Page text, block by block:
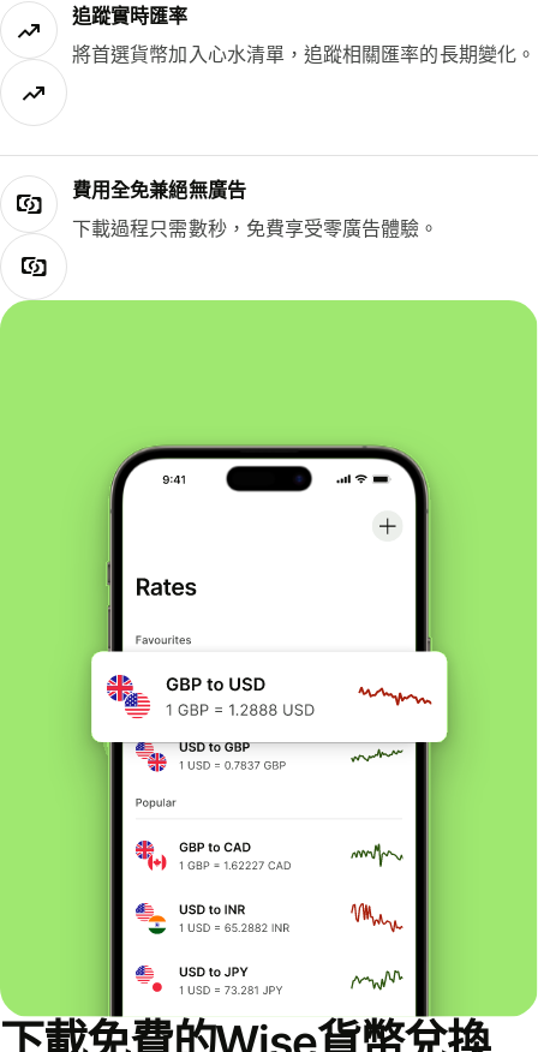
追蹤實時匯率
將首選貨幣加入心水清單，追蹤相關匯率的長期變化。
費用全免兼絕無廣告
下載過程只需數秒，免費享受零廣告體驗。